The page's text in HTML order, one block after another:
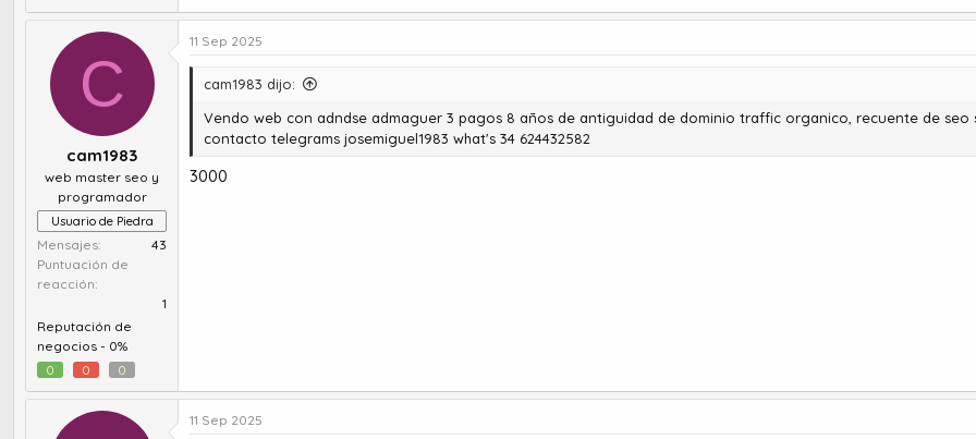
C
cam1983
web master seo y
programador
Usuario de Piedra
Mensajes
43
Puntuación de
reacción
1
Reputación de
negocios - 0%
0
0 0
11 Sep 2025
cam1983 dijo:
Vendo web con adndse admaguer 3 pagos 8 años de antiguidad de dominio traffic organico, recuente de seo
contacto telegrams josemiguel1983 what's 34 624432582
3000
11 Sep 2025